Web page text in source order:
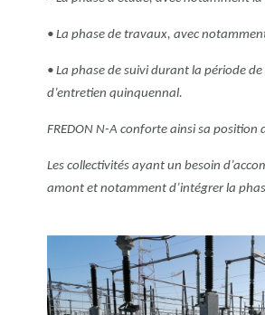
• La phase de travaux, avec
• La phase de suivi durant la période
d’entretien quinquennal.
FREDON N-A conforte ainsi sa
Les collectivités ayant un besoin
amont et notamment d’intégrer la